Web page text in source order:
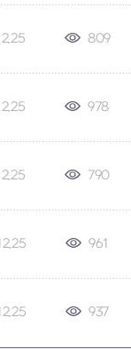
809
978
790
961
937